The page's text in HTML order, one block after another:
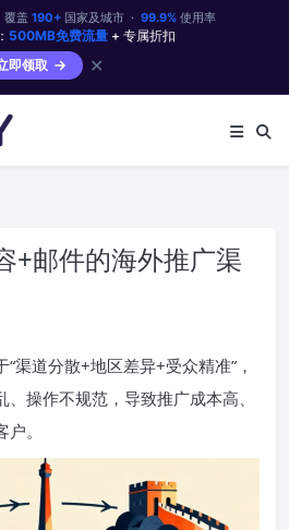
盖 190+国家及城市 · 99.9%使用率
500MB免费流量 + 专属折扣
即领取
✕
+邮件的海外推广渠
渠道分散+地区差异+受众精准”，
操作不规范，导致推广成本高、
。